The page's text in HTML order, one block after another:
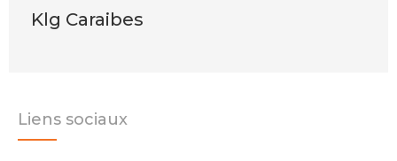
Klg Caraibes
Liens sociaux